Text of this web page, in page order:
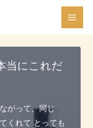
当にこれだ
がって、同じ
くれて とっても